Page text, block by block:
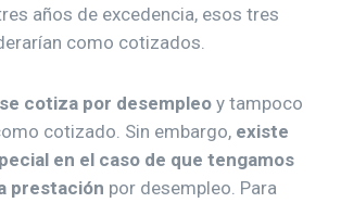
años de excedencia, esos tres
como cotizados.
cotiza por desempleo y tampoco
cotizado. Sin embargo, existe
en el caso de que tengamos
prestación por desempleo. Para